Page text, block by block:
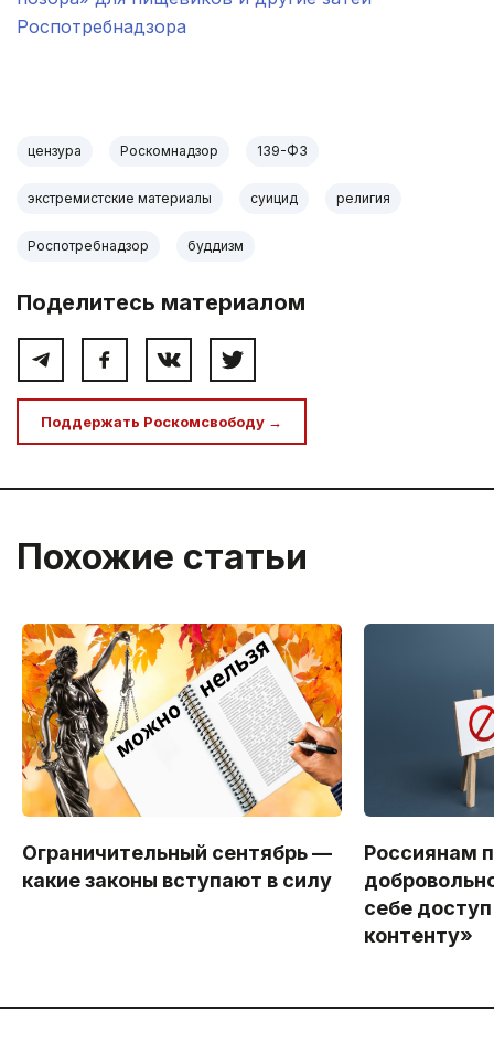
Роспотребнадзора
цензура Роскомнадзор 139-ФЗ
экстремистские материалы суицид религия
Роспотребнадзор буддизм
Поделитесь материалом
Поддержать Роскомсвободу →
Похожие статьи
Ограничительный сентябрь —
какие законы вступают в силу
Россиянам
себе
контенту»